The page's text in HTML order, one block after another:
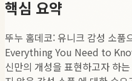
핵심 요약
뚜누 홈데코: 유니크 감성 소품
Everything You Need to
신만의 개성을 표현하고자 하